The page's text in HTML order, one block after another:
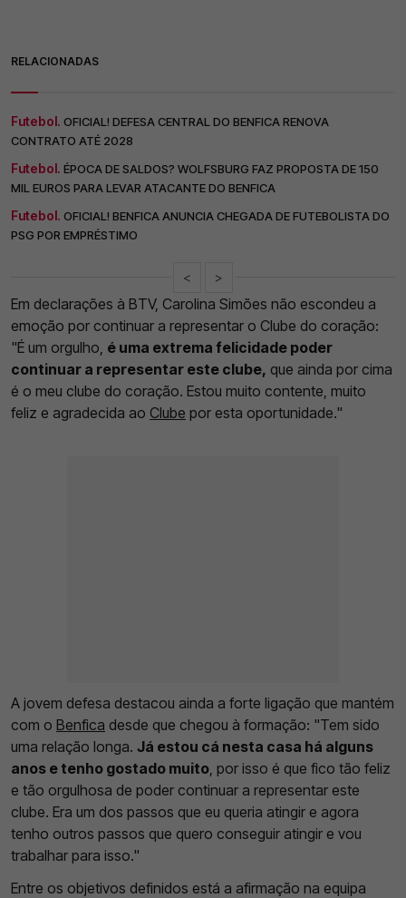
RELACIONADAS
Futebol. OFICIAL! DEFESA CENTRAL DO BENFICA RENOVA
CONTRATO ATÉ 2028
Futebol. ÉPOCA DE SALDOS? WOLFSBURG FAZ PROPOSTA DE 150
MIL EUROS PARA LEVAR ATACANTE DO BENFICA
Futebol. OFICIAL! BENFICA ANUNCIA CHEGADA DE FUTEBOLISTA DO
PSG POR EMPRÉSTIMO
< >
Em declarações à BTV, Carolina Simões não escondeu a
emoção por continuar a representar o Clube do coração:
"É um orgulho, é uma extrema felicidade poder
continuar a representar este clube, que ainda por cima
é o meu clube do coração. Estou muito contente, muito
feliz e agradecida ao Clube por esta oportunidade."
A jovem defesa destacou ainda a forte ligação que mantém
com o Benfica desde que chegou à formação: "Tem sido
uma relação longa. Já estou cá nesta casa há alguns
anos e tenho gostado muito , por isso é que fico tão feliz
e tão orgulhosa de poder continuar a representar este
clube. Era um dos passos que eu queria atingir e agora
tenho outros passos que quero conseguir atingir e vou
trabalhar para isso."
Entre os objetivos definidos está a afirmação na equipa